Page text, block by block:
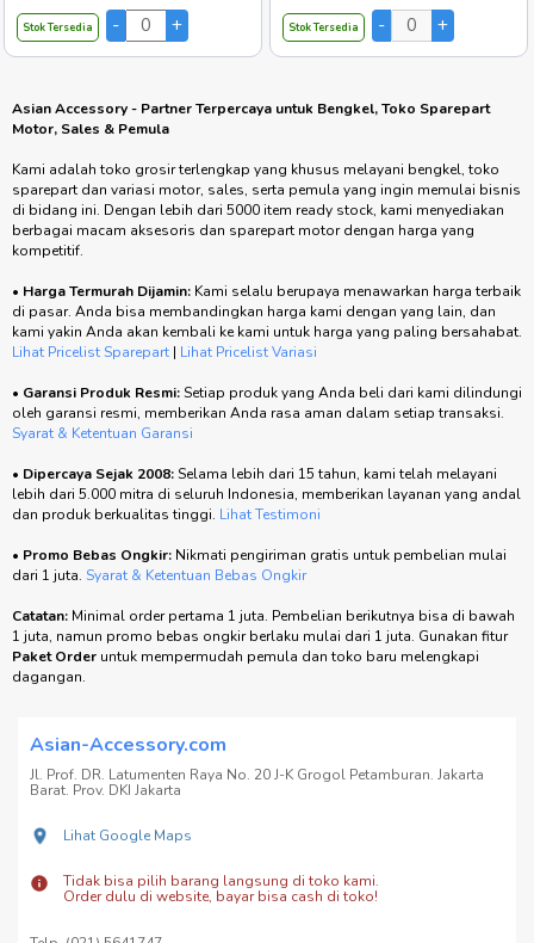
Stok Tersedia Stok Tersedia
Asian Accessory - Partner Terpercaya untuk Bengkel, Toko Sparepart
Motor, Sales & Pemula
Kami adalah toko grosir terlengkap yang khusus melayani bengkel, toko
sparepart dan variasi motor, sales, serta pemula yang ingin memulai bisnis
di bidang ini. Dengan lebih dari 5000 item ready stock, kami menyediakan
berbagai macam aksesoris dan sparepart motor dengan harga yang
kompetitif.
• Harga Termurah Dijamin: Kami selalu berupaya menawarkan harga terbaik
di pasar. Anda bisa membandingkan harga kami dengan yang lain, dan
kami yakin Anda akan kembali ke kami untuk harga yang paling bersahabat.
Lihat Pricelist Sparepart | Lihat Pricelist Variasi
• Garansi Produk Resmi:Setiap produk yang Anda beli dari kami dilindungi
oleh garansi resmi, memberikan Anda rasa aman dalam setiap transaksi.
Syarat & Ketentuan Garansi
• Dipercaya Sejak 2008:Selama lebih dari 15 tahun, kami telah melayani
lebih dari 5.000 mitra di seluruh Indonesia, memberikan layanan yang andal
dan produk berkualitas tinggi. Lihat Testimoni
• Promo Bebas Ongkir: Nikmati pengiriman gratis untuk pembelian mulai
dari 1 juta. Syarat & Ketentuan Bebas Ongkir
Catatan: Minimal order pertama 1 juta. Pembelian berikutnya bisa di bawah
1 juta, namun promo bebas ongkir berlaku mulai dari 1 juta. Gunakan fitur
Paket Order untuk mempermudah pemula dan toko baru melengkapi
dagangan.
Asian-Accessory.com
Jl. Prof. DR. Latumenten Raya No. 20 J-K Grogol Petamburan. Jakarta
Barat. Prov. DKI Jakarta
Lihat Google Maps
Tidak bisa pilih barang langsung di toko kami.
Order dulu di website, bayar bisa cash di toko!